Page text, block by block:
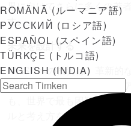
ROMÂNĂ (ルーマニア語)
РУССКИЙ (ロシア語)
ESPAÑOL (スペイン語)
TÜRKÇE ( トルコ語)
ENGLISH (INDIA)
界に向けてさらに多くの若
す。」
未来を設計する
FIRSTへの投資は、革新的
FIRST卒業生は、エンジニ
も、世界で最も困難な課題
ルと考え方を習得すること